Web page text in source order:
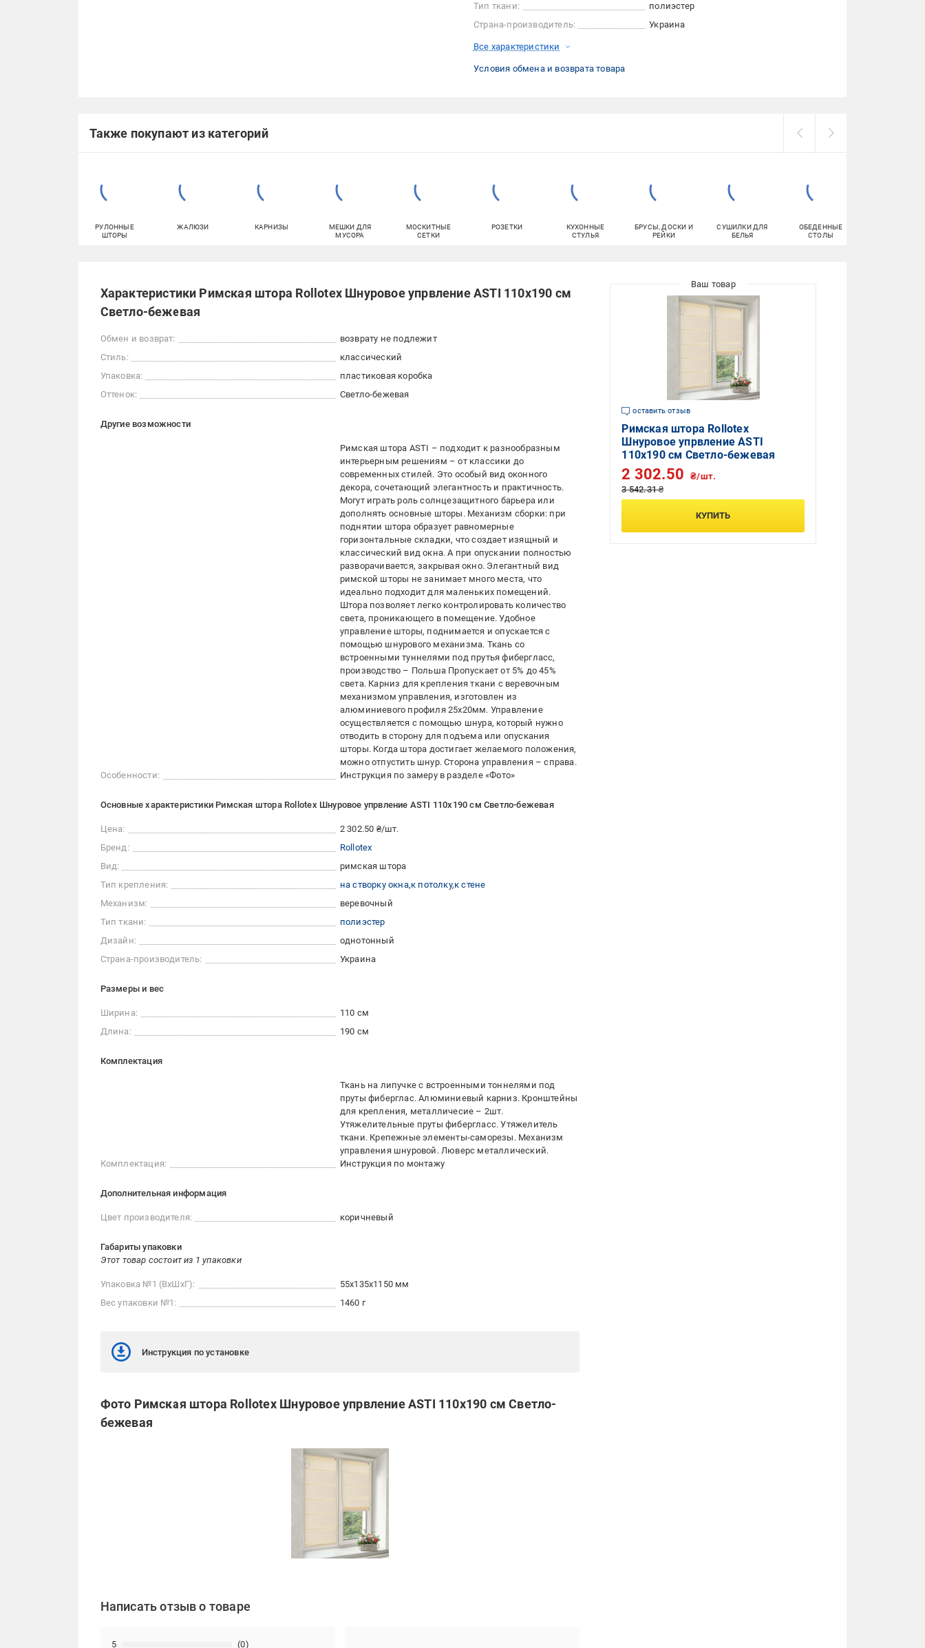
Тип ткани:
полиэстер
Страна-производитель:
Украина
Все характеристики
Условия обмена и возврата товара
Также покупают из категорий
РУЛОННЫЕ
ШТОРЫ
ЖАЛЮЗИ КАРНИЗЫ
МЕШКИ ДЛЯ
МУСОРА
МОСКИТНЫЕ
СЕТКИ
РОЗЕТКИ
КУХОННЫЕ
СТУЛЬЯ
БРУСЫ, ДОСКИ И
РЕЙКИ
СУШИЛКИ ДЛЯ
БЕЛЬЯ
ОБЕДЕННЫЕ
СТОЛЫ
Характеристики Римская штора Rollotex Шнуровое упрвление ASTI 110x190 см
Светло-бежевая
Обмен и возврат:
возврату не подлежит
Стиль:
классический
Упаковка:
пластиковая коробка
Оттенок:
Светло-бежевая
Другие возможности
Особенности:
Римская штора ASTI – подходит к разнообразным
интерьерным решениям – от классики до
современных стилей. Это особый вид оконного
декора, сочетающий элегантность и практичность.
Могут играть роль солнцезащитного барьера или
дополнять основные шторы. Механизм сборки: при
поднятии штора образует равномерные
горизонтальные складки, что создает изящный и
классический вид окна. А при опускании полностью
разворачивается, закрывая окно. Элегантный вид
римской шторы не занимает много места, что
идеально подходит для маленьких помещений.
Штора позволяет легко контролировать количество
света, проникающего в помещение. Удобное
управление шторы, поднимается и опускается с
помощью шнурового механизма. Ткань со
встроенными туннелями под прутья фибергласс,
производство – Польша Пропускает от 5% до 45%
света. Карниз для крепления ткани с веревочным
механизмом управления, изготовлен из
алюминиевого профиля 25х20мм. Управление
осуществляется с помощью шнура, который нужно
отводить в сторону для подъема или опускания
шторы. Когда штора достигает желаемого положения,
можно отпустить шнур. Сторона управления – справа.
Инструкция по замеру в разделе «Фото»
Основные характеристики Римская штора Rollotex Шнуровое упрвление ASTI 110x190 см Светло-бежевая
Цена:
2 302.50 ₴/шт.
Бренд:
Rollotex
Вид:
римская штора
Тип крепления:
на створку окна к потолку к стене
Механизм:
веревочный
Тип ткани:
полиэстер
Дизайн:
однотонный
Страна-производитель:
Украина
Размеры и вес
Ширина:
110 см
Длина:
190 см
Комплектация
Комплектация:
Ткань на липучке с встроенными тоннелями под
пруты фиберглас. Алюминиевый карниз. Кронштейны
для крепления, металличесие – 2шт.
Утяжелительные пруты фибергласс. Утяжелитель
ткани. Крепежные элементы-саморезы. Механизм
управления шнуровой. Люверс металлический.
Инструкция по монтажу
Дополнительная информация
Цвет производителя: коричневый
Габариты упаковки
Этот товар состоит из 1 упаковки
Упаковка №1 (ВхШхГ):
55x135x1150 мм
Вес упаковки №1:
1460 г
Инструкция по установке
Фото Римская штора Rollotex Шнуровое упрвление ASTI 110x190 см Светло-
бежевая
Написать отзыв о товаре
5 (0)
оставить отзыв
Римская штора Rollotex
Шнуровое упрвление ASTI
110x190 см Светло-бежевая
3 542.31 ₴
2 302.50 ₴/шт.
КУПИТЬ